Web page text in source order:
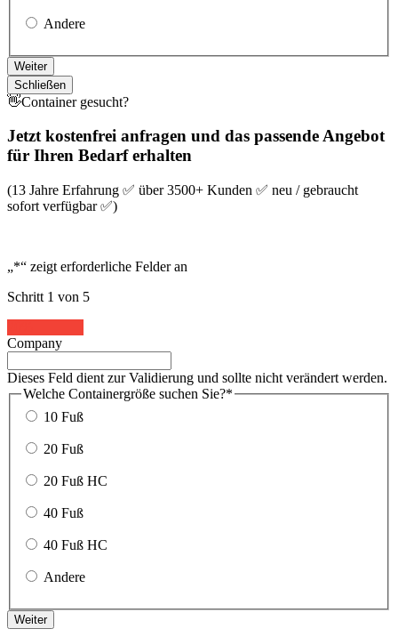
Andere
Weiter
Schließen
👋Container gesucht?
Jetzt kostenfrei anfragen und das passende Angebot
für Ihren Bedarf erhalten
(13 Jahre Erfahrung ✅ über 3500+ Kunden ✅ neu / gebraucht
sofort verfügbar ✅)
„*“ zeigt erforderliche Felder an
Schritt 1 von 5
Company
Dieses Feld dient zur Validierung und sollte nicht verändert werden.
Welche Containergröße suchen Sie?*
10 Fuß
20 Fuß
20 Fuß HC
40 Fuß
40 Fuß HC
Andere
Weiter